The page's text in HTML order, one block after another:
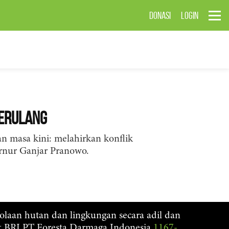
DONASI LOGIN
masa kini: melahirkan konflik
Ganjar Pranowo.
hutan dan lingkungan secara adil dan